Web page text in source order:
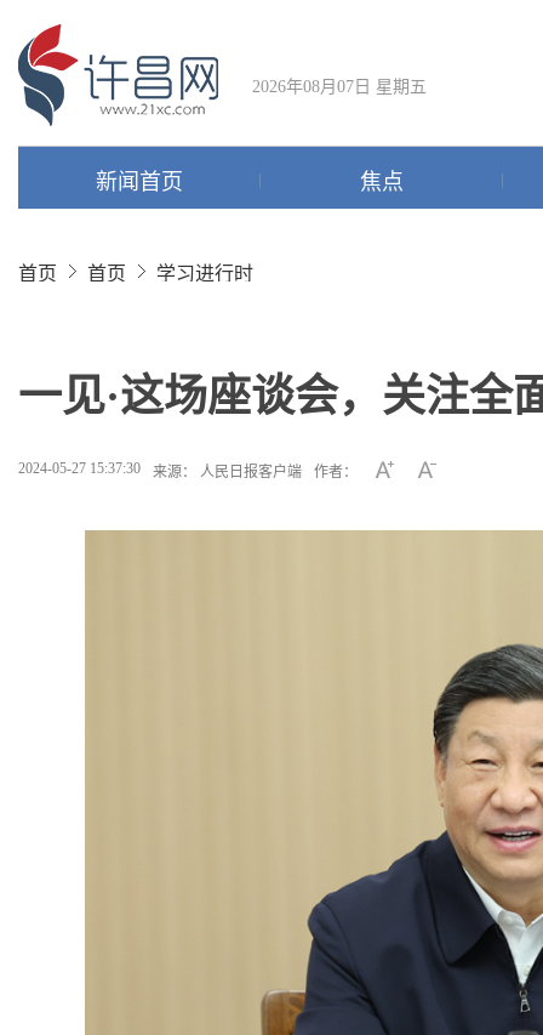
2026年08月07日 星期五
新闻首页 焦点
首页 首页 学习进行时
一见·这场座谈会，关注全
2024-05-27 15:37:30 来源： 人民日报客户端 作者：